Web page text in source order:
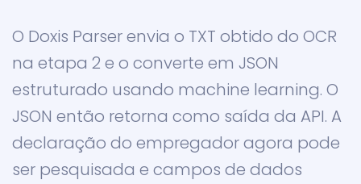
O Doxis Parser envia o TXT obtido do OCR
na etapa 2 e o converte em JSON
estruturado usando machine learning. O
JSON então retorna como saída da API. A
declaração do empregador agora pode
ser pesquisada e campos de dados